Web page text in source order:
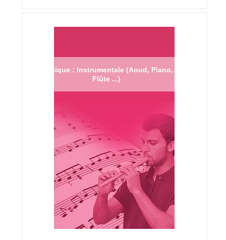
Musique : Instrumentale (Aoud, Piano,
Flûte ...)